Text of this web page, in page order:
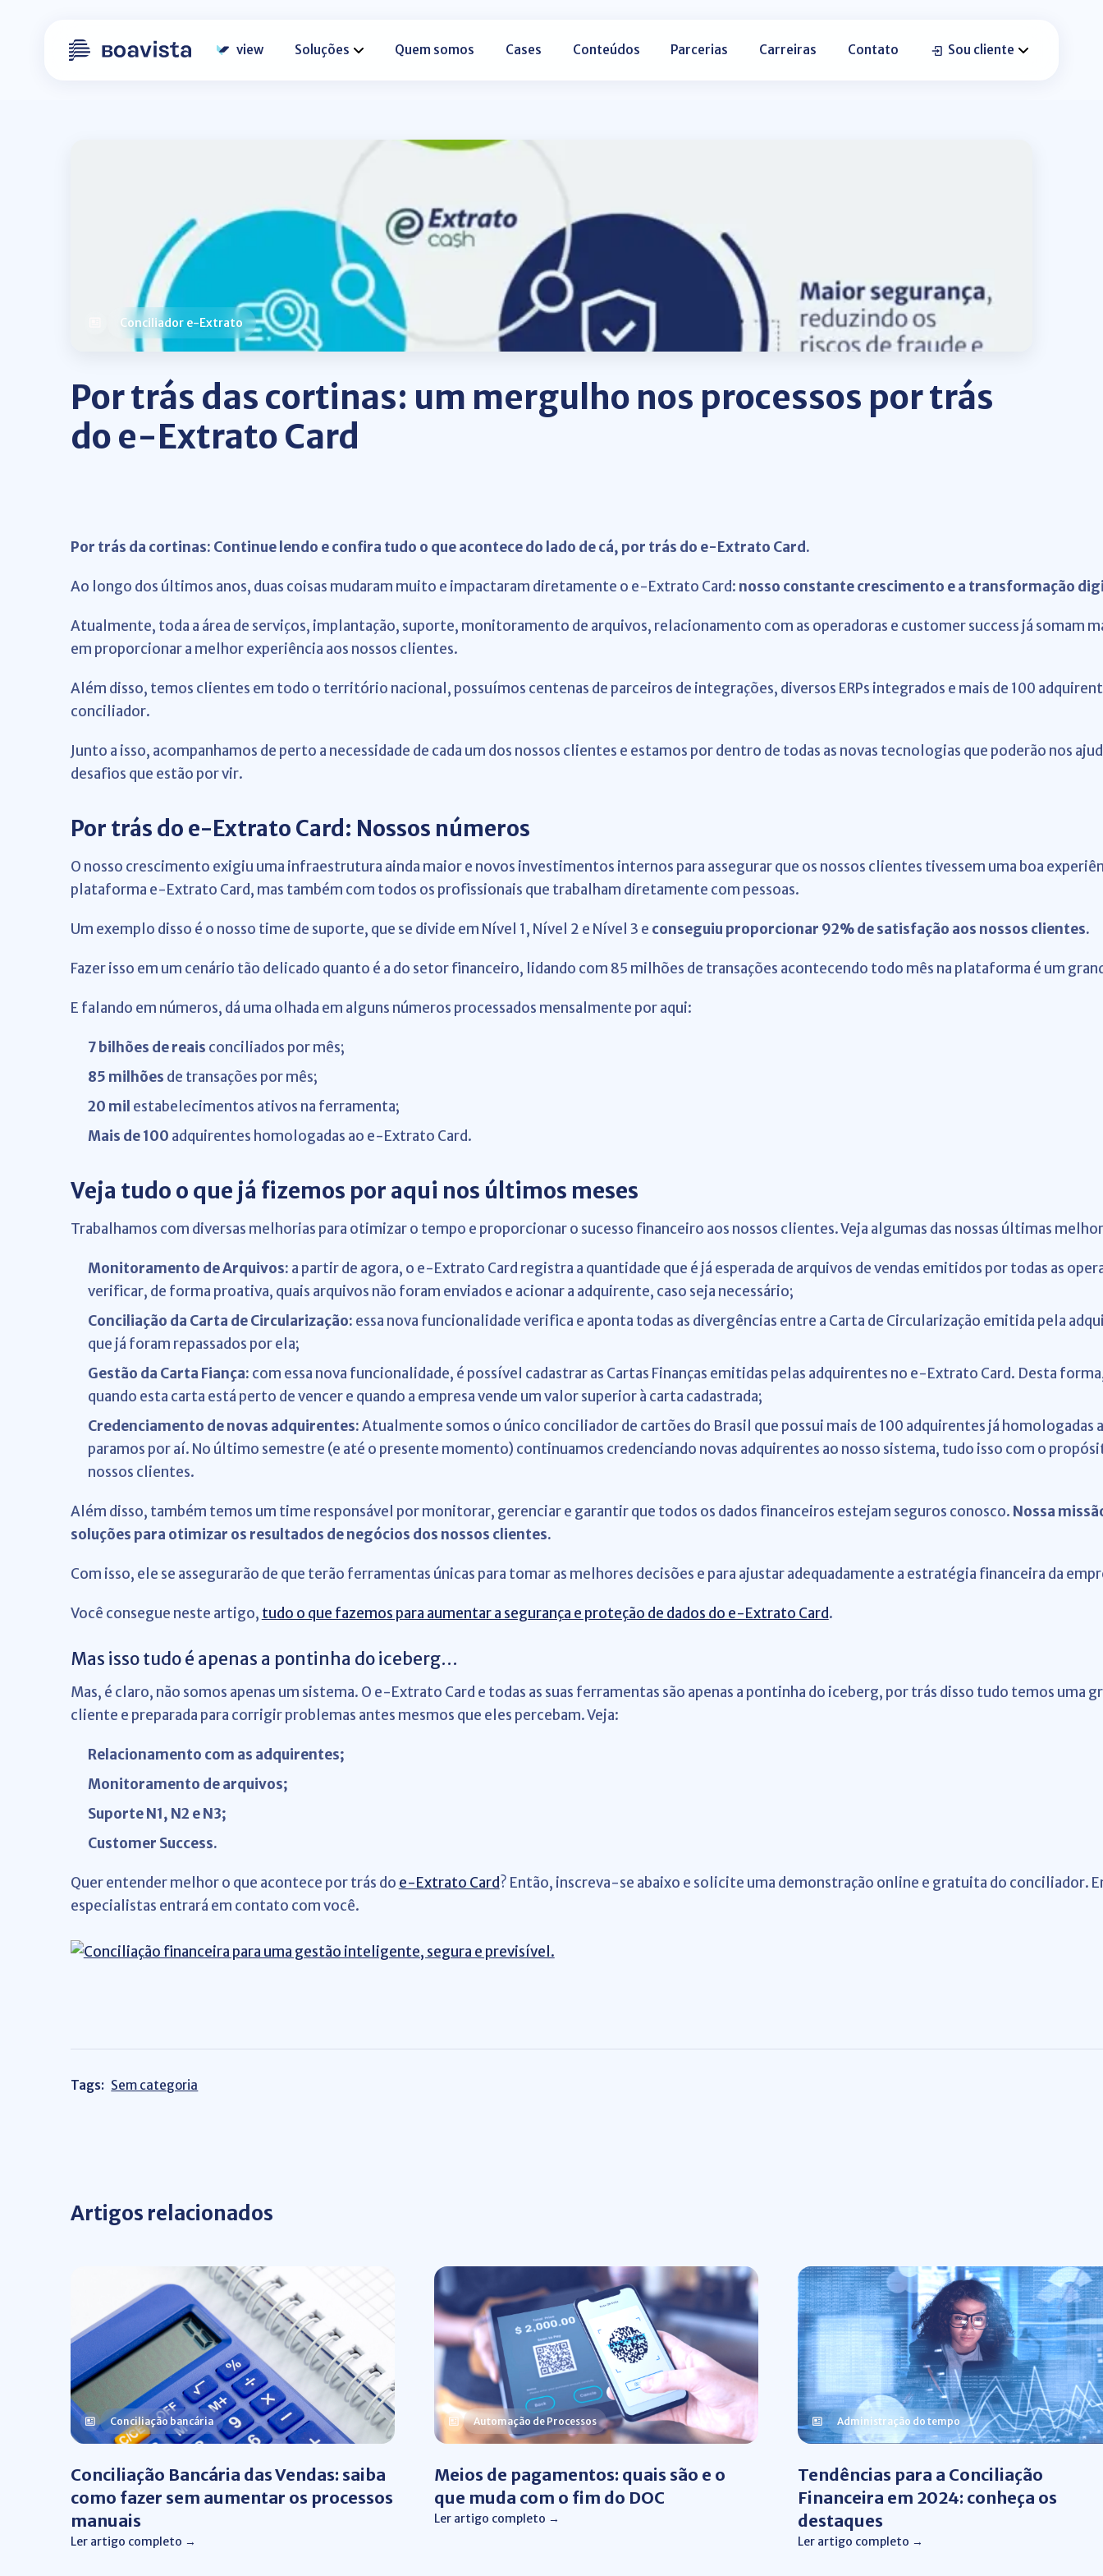
view Soluções Quem somos Cases Conteúdos Parcerias Carreiras Contato Sou cliente
Conciliador e-Extrato
Por trás das cortinas: um mergulho nos processos por trás
do e-Extrato Card
Por trás da cortinas: Continue lendo e confira tudo o que acontece do lado de cá, por trás do e-Extrato Card.
Ao longo dos últimos anos, duas coisas mudaram muito e impactaram diretamente o e-Extrato Card: nosso constante crescimento e a transformação
Atualmente, toda a área de serviços, implantação, suporte, monitoramento de arquivos, relacionamento com as operadoras e customer success já somam
em proporcionar a melhor experiência aos nossos clientes.
Além disso, temos clientes em todo o território nacional, possuímos centenas de parceiros de integrações, diversos ERPs integrados e mais de 100
conciliador.
Junto a isso, acompanhamos de perto a necessidade de cada um dos nossos clientes e estamos por dentro de todas as novas tecnologias que poderão nos
desafios que estão por vir.
Por trás do e-Extrato Card: Nossos números
O nosso crescimento exigiu uma infraestrutura ainda maior e novos investimentos internos para assegurar que os nossos clientes tivessem uma boa
plataforma e-Extrato Card, mas também com todos os profissionais que trabalham diretamente com pessoas.
Um exemplo disso é o nosso time de suporte, que se divide em Nível 1, Nível 2 e Nível 3 e conseguiu proporcionar 92% de satisfação aos nossos clientes.
Fazer isso em um cenário tão delicado quanto é a do setor financeiro, lidando com 85 milhões de transações acontecendo todo mês na plataforma é um
E falando em números, dá uma olhada em alguns números processados mensalmente por aqui:
7 bilhões de reais conciliados por mês;
85 milhões de transações por mês;
20 mil estabelecimentos ativos na ferramenta;
Mais de 100 adquirentes homologadas ao e-Extrato Card.
Veja tudo o que já fizemos por aqui nos últimos meses
Trabalhamos com diversas melhorias para otimizar o tempo e proporcionar o sucesso financeiro aos nossos clientes. Veja algumas das nossas últimas
Monitoramento de Arquivos: a partir de agora, o e-Extrato Card registra a quantidade que é já esperada de arquivos de vendas emitidos por todas as
verificar, de forma proativa, quais arquivos não foram enviados e acionar a adquirente, caso seja necessário;
Conciliação da Carta de Circularização: essa nova funcionalidade verifica e aponta todas as divergências entre a Carta de Circularização emitida pela
que já foram repassados por ela;
Gestão da Carta Fiança: com essa nova funcionalidade, é possível cadastrar as Cartas Finanças emitidas pelas adquirentes no e-Extrato Card. Desta
quando esta carta está perto de vencer e quando a empresa vende um valor superior à carta cadastrada;
Credenciamento de novas adquirentes:Atualmente somos o único conciliador de cartões do Brasil que possui mais de 100 adquirentes já homologadas
paramos por aí. No último semestre (e até o presente momento) continuamos credenciando novas adquirentes ao nosso sistema, tudo isso com o
nossos clientes.
Além disso, também temos um time responsável por monitorar, gerenciar e garantir que todos os dados financeiros estejam seguros conosco. Nossa
soluções para otimizar os resultados de negócios dos nossos clientes.
Com isso, ele se assegurarão de que terão ferramentas únicas para tomar as melhores decisões e para ajustar adequadamente a estratégia financeira da
Você consegue neste artigo, tudo o que fazemos para aumentar a segurança e proteção de dados do e-Extrato Card.
Mas isso tudo é apenas a pontinha do iceberg…
Mas, é claro, não somos apenas um sistema. O e-Extrato Card e todas as suas ferramentas são apenas a pontinha do iceberg, por trás disso tudo temos uma
cliente e preparada para corrigir problemas antes mesmos que eles percebam. Veja:
Relacionamento com as adquirentes;
Monitoramento de arquivos;
Suporte N1, N2 e N3;
Customer Success.
Quer entender melhor o que acontece por trás do e-Extrato Card ? Então, inscreva-se abaixo e solicite uma demonstração online e gratuita do conciliador.
especialistas entrará em contato com você.
Tags: Sem categoria
Artigos relacionados
Conciliação bancária
Conciliação Bancária das Vendas: saiba
como fazer sem aumentar os processos
manuais
Ler artigo completo →
Automação de Processos
Meios de pagamentos: quais são e o
que muda com o fim do DOC
Ler artigo completo →
Administração do tempo
Tendências para a Conciliação
Financeira em 2024: conheça os
destaques
Ler artigo completo →